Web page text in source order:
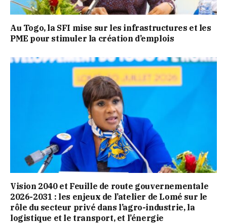
Au Togo, la SFI mise sur les infrastructures et les
PME pour stimuler la création d’emplois
Vision 2040 et Feuille de route gouvernementale
2026-2031 : les enjeux de l’atelier de Lomé sur le
rôle du secteur privé dans l’agro-industrie, la
logistique et le transport, et l’énergie